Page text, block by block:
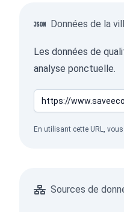
Données de la
Les données de
analyse ponctuelle.
En utilisant cette URL,
Sources de